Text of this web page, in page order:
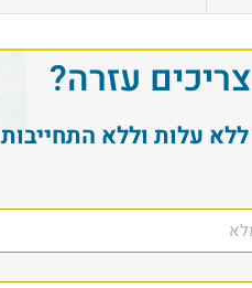
צריכים עזרה?
ללא עלות וללא התחייבות